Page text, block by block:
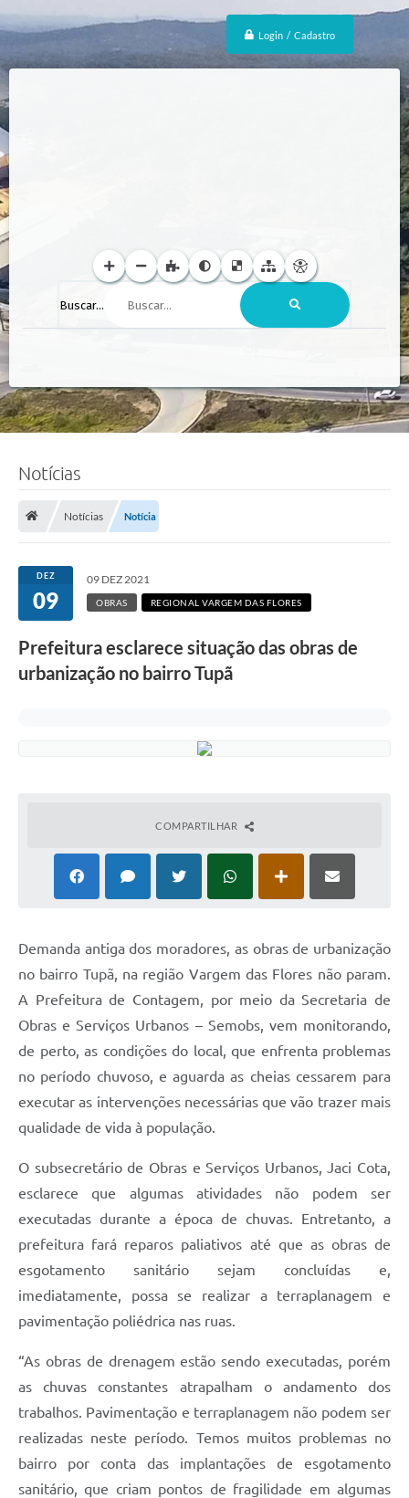
Login / Cadastro
Buscar...
Notícias
Notícias Notícia
DEZ
09
09 DEZ 2021
OBRAS REGIONAL VARGEM DAS FLORES
Prefeitura esclarece situação das obras de
urbanização no bairro Tupã
COMPARTILHAR
Demanda antiga dos moradores, as obras de urbanização
no bairro Tupã, na região Vargem das Flores não param.
A Prefeitura de Contagem, por meio da Secretaria de
Obras e Serviços Urbanos – Semobs, vem monitorando,
de perto, as condições do local, que enfrenta problemas
no período chuvoso, e aguarda as cheias cessarem para
executar as intervenções necessárias que vão trazer mais
qualidade de vida à população.
O subsecretário de Obras e Serviços Urbanos, Jaci Cota,
esclarece que algumas atividades não podem ser
executadas durante a época de chuvas. Entretanto, a
prefeitura fará reparos paliativos até que as obras de
esgotamento sanitário sejam concluídas e,
imediatamente, possa se realizar a terraplanagem e
pavimentação poliédrica nas ruas.
“As obras de drenagem estão sendo executadas, porém
as chuvas constantes atrapalham o andamento dos
trabalhos. Pavimentação e terraplanagem não podem ser
realizadas neste período. Temos muitos problemas no
bairro por conta das implantações de esgotamento
sanitário, que criam pontos de fragilidade em algumas